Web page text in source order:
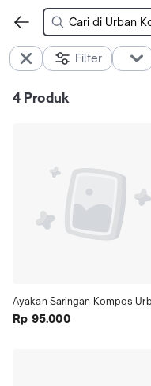
Filter
4 Produk
Ayakan Saringan Kompos
Komposter Stainless Stell +
Rp 95.000